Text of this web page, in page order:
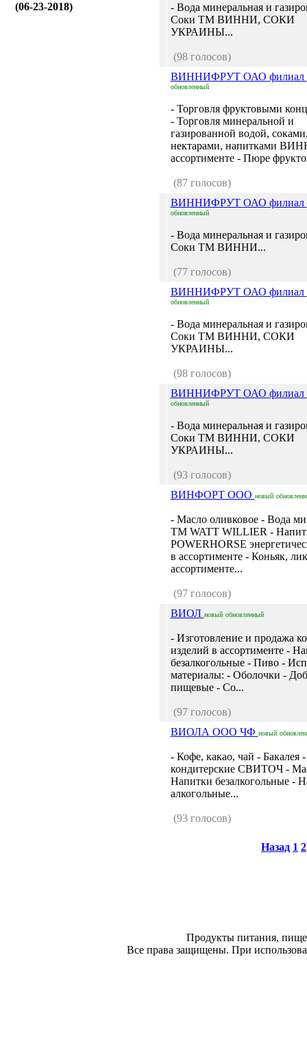
(06-23-2018)
- Вода минеральная и
Соки ТМ ВИННИ, СОКИ
УКРАИНЫ...
(98 голосов)
ВИННИФРУТ ОАО филиал
обновленный
- Торговля фруктовыми
- Торговля минеральной и
газированной водой,
нектарами, напитками
ассортименте - Пюре
(87 голосов)
ВИННИФРУТ ОАО филиал
обновленный
- Вода минеральная и
Соки ТМ ВИННИ...
(77 голосов)
ВИННИФРУТ ОАО филиал
обновленный
- Вода минеральная и
Соки ТМ ВИННИ, СОКИ
УКРАИНЫ...
(98 голосов)
ВИННИФРУТ ОАО филиал
обновленный
- Вода минеральная и
Соки ТМ ВИННИ, СОКИ
УКРАИНЫ...
(93 голосов)
ВИНФОРТ ООО новый
- Масло оливковое - Вода
TM WATT WILLIER -
POWERHORSE
в ассортименте - Коньяк,
ассортименте...
(97 голосов)
ВИОЛ новый обновленный
- Изготовление и продажа
изделий в ассортименте -
безалкогольные - Пиво -
материалы: - Оболочки -
пищевые - Со...
(97 голосов)
ВИОЛА ООО ЧФ новый
- Кофе, какао, чай - Бакалея
кондитерские СВИТОЧ -
Напитки безалкогольные -
алкогольные...
(93 голосов)
Назад 1 2
Продукты питания,
Все права защищены. При